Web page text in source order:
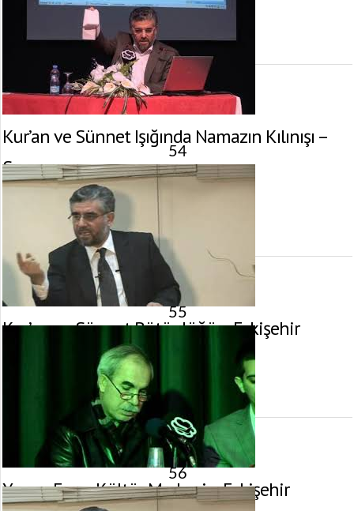
1 Nisan 2011 tarihinde yayınlandı.
Kur’an ve Sünnet Işığında Namazın Kılınışı –
Samsun
21 Şubat 2011 tarihinde yayınlandı.
5.673
görüntülenme
54
Kur’an ve Sünnet Bütünlüğü – Eskişehir
7 Ocak 2011 tarihinde yayınlandı.
55
Yunus Emre Kültür Merkezi – Eskişehir
56